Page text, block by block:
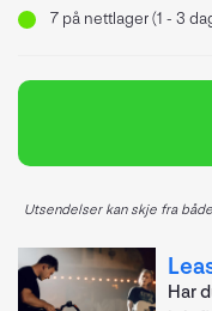
7 på nettlager (1 - 3
Utsendelser kan skje fra
Har